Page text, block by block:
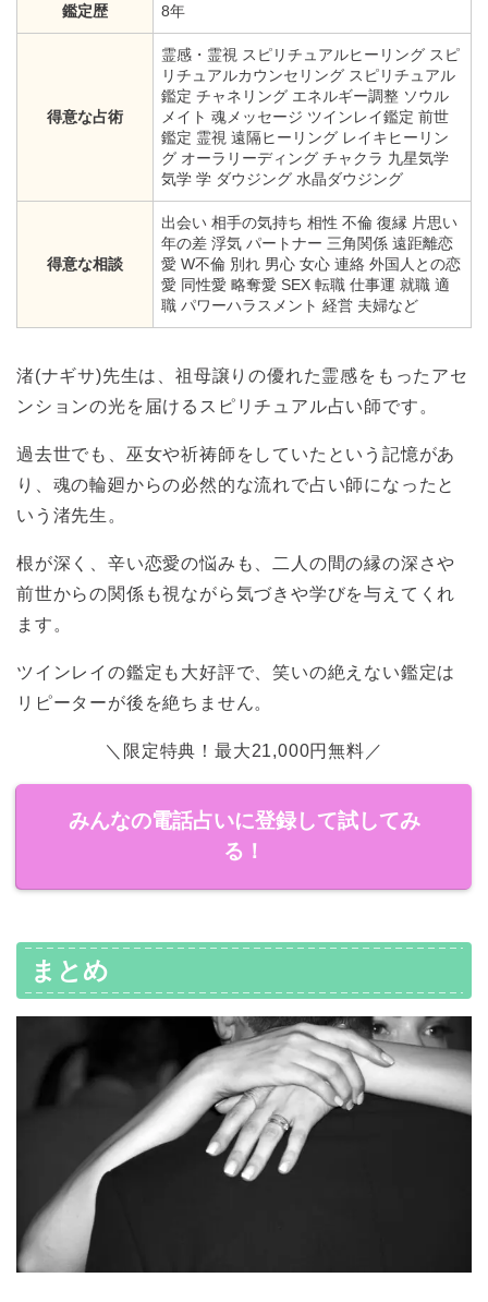
鑑定歴 8年
得意な占術
霊感・霊視 スピリチュアルヒーリング スピ
リチュアルカウンセリング スピリチュアル
鑑定 チャネリング エネルギー調整 ソウル
メイト 魂メッセージ ツインレイ鑑定 前世
鑑定 霊視 遠隔ヒーリング レイキヒーリン
グ オーラリーディング チャクラ 九星気学
気学 学 ダウジング 水晶ダウジング
得意な相談
出会い 相手の気持ち 相性 不倫 復縁 片思い
年の差 浮気 パートナー 三角関係 遠距離恋
愛 W不倫 別れ 男心 女心 連絡 外国人との恋
愛 同性愛 略奪愛 SEX 転職 仕事運 就職 適
職 パワーハラスメント 経営 夫婦など
渚(ナギサ)先生は、祖母譲りの優れた霊感をもったアセ
ンションの光を届けるスピリチュアル占い師です。
過去世でも、巫女や祈祷師をしていたという記憶があ
り、魂の輪廻からの必然的な流れで占い師になったと
いう渚先生。
根が深く、辛い恋愛の悩みも、二人の間の縁の深さや
前世からの関係も視ながら気づきや学びを与えてくれ
ます。
ツインレイの鑑定も大好評で、笑いの絶えない鑑定は
リピーターが後を絶ちません。
＼限定特典！最大21,000円無料／
みんなの電話占いに登録して試してみ
る！
まとめ